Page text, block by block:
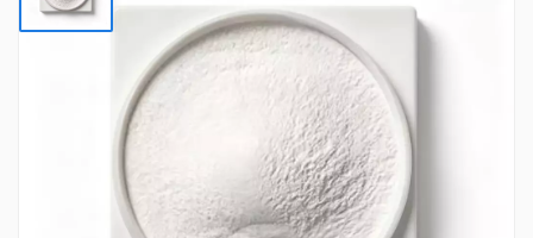
ثنائي الصوديوم 5'-ريبونوكليوتيد
إن ثنائي الصوديوم 5'-ريبونوكليوتيد (I+G) عالي النقاء لدينا هو
معزز قوي لنكهة أومامي، ويخلق تأثيرًا تآزريًا واضحًا عند مزجه مع
نقدم كميات طلب مرنة تتراوح من دفعات تجريبية صغيرة إلى
كميات كبيرة بالجملة، ويمكننا تخصيص التعبئة والتغليف وفقًا